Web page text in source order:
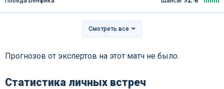
Смотреть все
Прогнозов от экспертов на этот матч не было.
Статистика личных встреч